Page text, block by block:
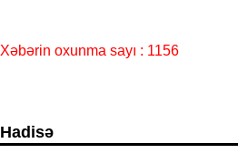
Xəbərin oxunma sayı : 1156
Hadisə